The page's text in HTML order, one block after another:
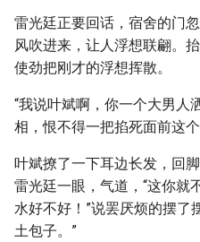
雷光廷正要回话，宿舍的门
风吹进来，让人浮想联翩。
使劲把刚才的浮想挥散。
“我说叶斌啊，你一个大男人
相，恨不得一把掐死面前这个
叶斌撩了一下耳边长发，回
雷光廷一眼，气道，“这你就
水好不好！”说罢厌烦的摆了
土包子。”